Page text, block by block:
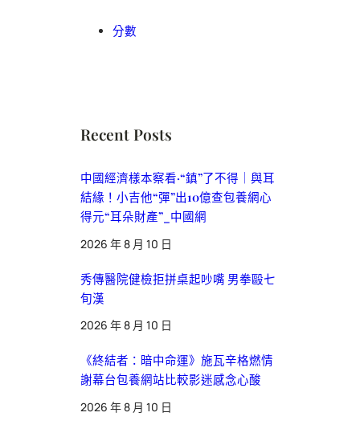
分數
Recent Posts
中國經濟樣本察看·“鎮”了不得｜與耳
結緣！小吉他“彈”出10億查包養網心
得元“耳朵財產”_中國網
2026 年 8 月 10 日
秀傳醫院健檢拒拼桌起吵嘴 男拳毆七
旬漢
2026 年 8 月 10 日
《終結者：暗中命運》施瓦辛格燃情
謝幕台包養網站比較影迷感念心酸
2026 年 8 月 10 日